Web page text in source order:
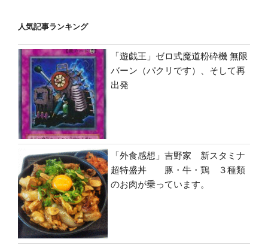
人気記事ランキング
「遊戯王」ゼロ式魔道粉砕機 無限
バーン（パクリです）、そして再
出発
「外食感想」吉野家 新スタミナ
超特盛丼 豚・牛・鶏 ３種類
のお肉が乗っています。